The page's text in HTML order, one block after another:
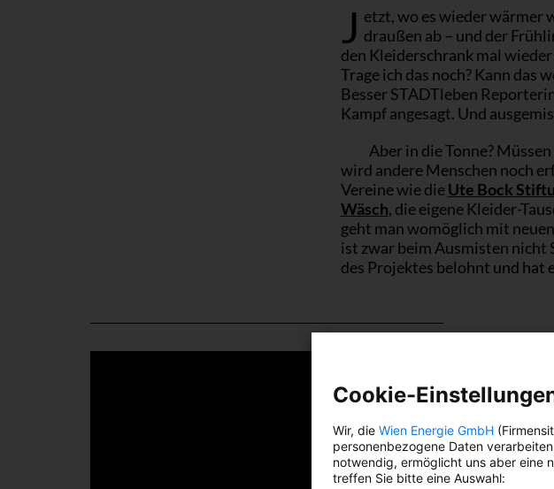
J etzt, wo es wieder wärmer
draußen ab – und der
den Kleiderschrank mal
Trage ich das noch? Kann das
Besser STADTleben
Kampf angesagt. Und
Aber in die Tonne?
wird andere Menschen noch
Vereine wie dieUte Bock
Wäsch, die eigene Kleider-
geht man womöglich mit
ist zwar beim Ausmisten nicht
des Projektes belohnt und
Cookie-
Wir, die Wien Energie GmbH
personenbezogene Daten
notwendig, ermöglicht uns aber eine
treffen Sie bitte eine Auswahl: